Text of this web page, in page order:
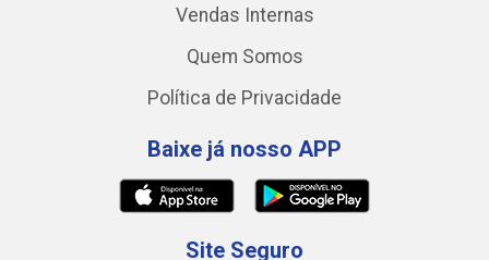
Vendas Internas
Quem Somos
Política de Privacidade
Baixe já nosso APP
Site Seguro